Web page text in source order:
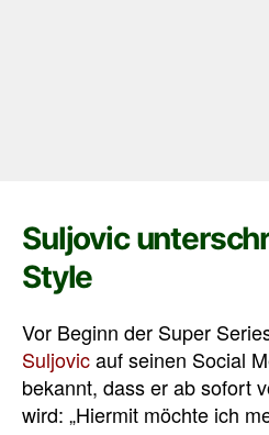
Suljovic
Style
Vor Beginn der Super
Suljovicauf seinen Social
bekannt, dass er ab sofort
wird: „Hiermit möchte ich